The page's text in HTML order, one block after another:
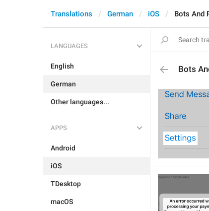
Translations German iOS Bots And
LANGUAGES
English
German
Other languages...
APPS
Android
iOS
TDesktop
macOS
Bots